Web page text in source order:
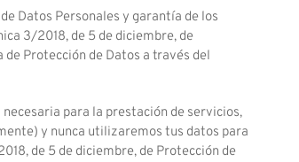
Datos Personales y garantía de los
3/2018, de 5 de diciembre, de
Protección de Datos a través del
para la prestación de servicios,
y nunca utilizaremos tus datos para
de 5 de diciembre, de Protección de